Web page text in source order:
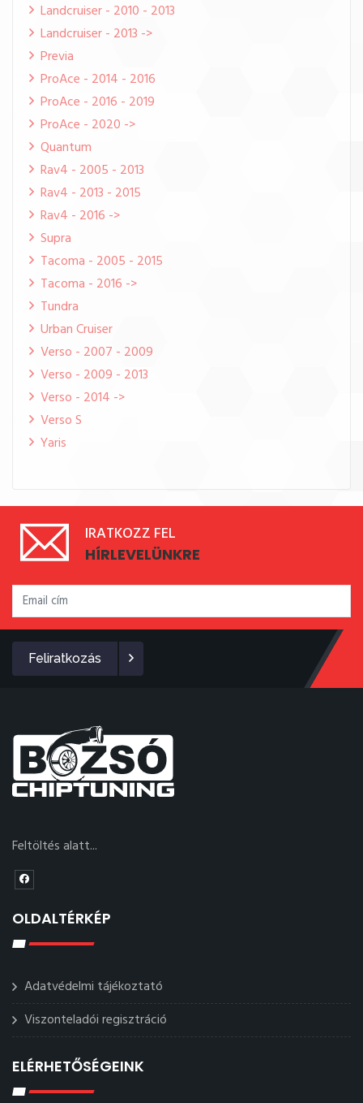
Landcruiser - 2010 - 2013
Landcruiser - 2013 ->
Previa
ProAce - 2014 - 2016
ProAce - 2016 - 2019
ProAce - 2020 ->
Quantum
Rav4 - 2005 - 2013
Rav4 - 2013 - 2015
Rav4 - 2016 ->
Supra
Tacoma - 2005 - 2015
Tacoma - 2016 ->
Tundra
Urban Cruiser
Verso - 2007 - 2009
Verso - 2009 - 2013
Verso - 2014 ->
Verso S
Yaris
IRATKOZZ FEL
HÍRLEVELÜNKRE
Feliratkozás
Feltöltés alatt...
OLDALTÉRKÉP
Adatvédelmi tájékoztató
Viszonteladói regisztráció
ELÉRHETŐSÉGEINK